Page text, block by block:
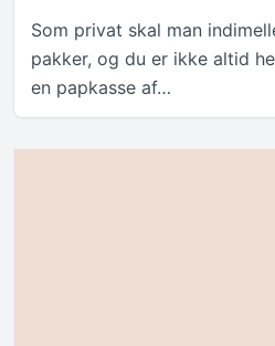
Som privat skal man
pakker, og du er ikke altid
en papkasse af…